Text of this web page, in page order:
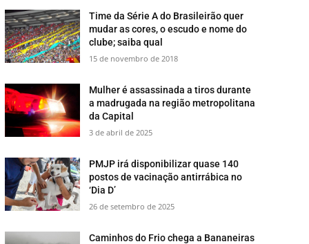
Time da Série A do Brasileirão quer
mudar as cores, o escudo e nome do
clube; saiba qual
15 de novembro de 2018
Mulher é assassinada a tiros durante
a madrugada na região metropolitana
da Capital
3 de abril de 2025
PMJP irá disponibilizar quase 140
postos de vacinação antirrábica no
‘Dia D’
26 de setembro de 2025
​Caminhos do Frio chega a Bananeiras